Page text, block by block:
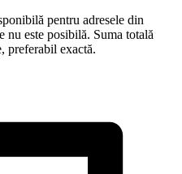
pentru adresele din
nu este posibilă. Suma totală
preferabil exactă.